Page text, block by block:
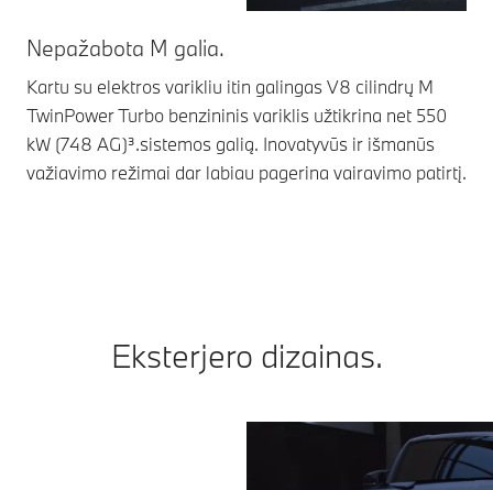
Nepažabota M galia.
Kartu su elektros varikliu itin galingas V8 cilindrų M
TwinPower Turbo benzininis variklis užtikrina net 550
kW (748 AG)³.sistemos galią. Inovatyvūs ir išmanūs
važiavimo režimai dar labiau pagerina vairavimo patirtį.
Eksterjero dizainas.